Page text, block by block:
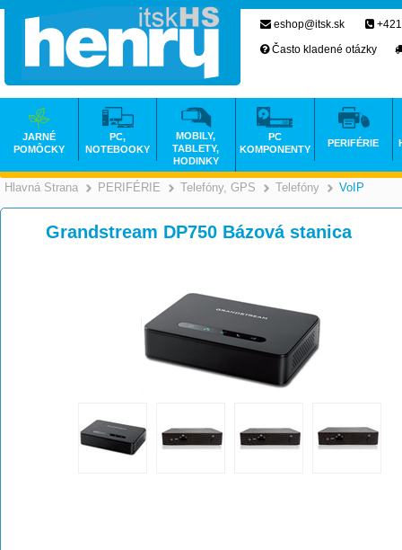
Hlavná Strana >
PERIFÉRIE >
Telefóny, GPS >
Telefóny VoIP
Grandstream DP750 Bázová stanica
eshop@itsk.sk
Často kladené otázky
JARNÉ
POMÔCKY
PC,
NOTEBOOKY
MOBILY,
TABLETY,
HODINKY
PC
KOMPONENTY
PERIFÉRIE